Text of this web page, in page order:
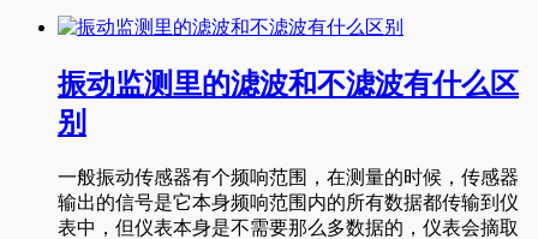
振动监测里的滤波和不滤波有什么区
别
一般振动传感器有个频响范围，在测量的时候，传感器
输出的信号是它本身频响范围内的所有数据都传输到仪
表中，但仪表本身是不需要那么多数据的，仪表会摘取